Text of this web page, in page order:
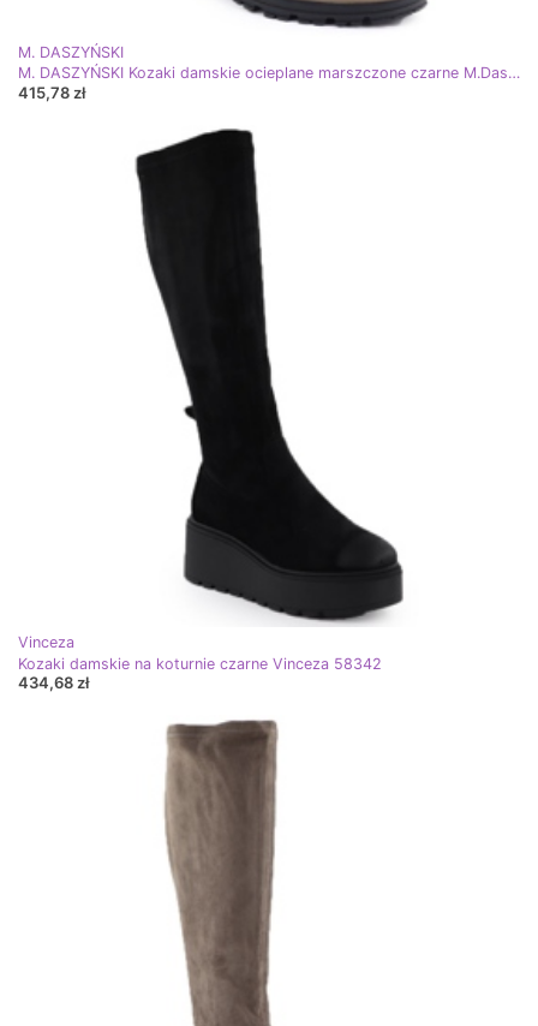
M. DASZYŃSKI
M. DASZYŃSKI Kozaki damskie ocieplane marszczone czarne M.Daszyński SA259-3
415,78 zł
Vinceza
Kozaki damskie na koturnie czarne Vinceza 58342
434,68 zł